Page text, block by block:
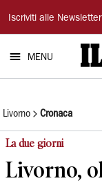
Il
Tirreno
Iscriviti alle Newsletter
MENU
Livorno Cronaca
La due giorni
Livorno,